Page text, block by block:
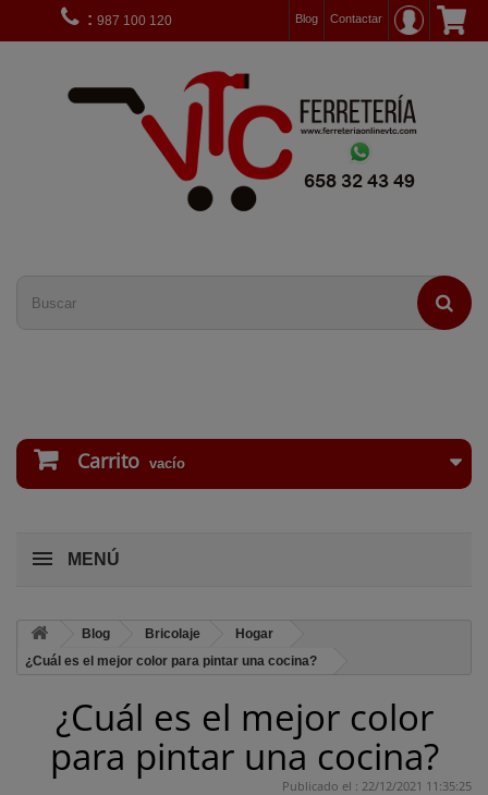
Contactar
: 987 100 120 Blog
Carrito vacío
MENÚ
Blog Bricolaje
Hogar
¿Cuál es el mejor color para pintar una cocina?
¿Cuál es el mejor color
para pintar una cocina?
Publicado el : 22/12/2021 11:35:25